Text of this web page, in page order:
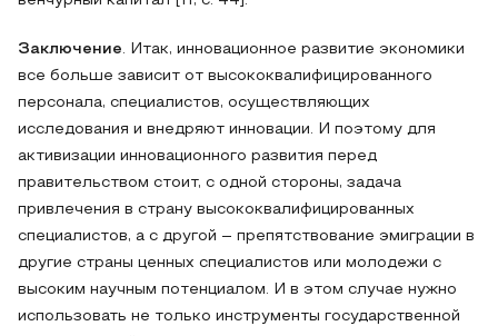
Заключение. Итак, инновационное развитие экономики
все больше зависит от высококвалифицированного
персонала, специалистов, осуществляющих
исследования и внедряют инновации. И поэтому для
активизации инновационного развития перед
правительством стоит, с одной стороны, задача
привлечения в страну высококвалифицированных
специалистов, а с другой – препятствование эмиграции в
другие страны ценных специалистов или молодежи с
высоким научным потенциалом. И в этом случае нужно
использовать не только инструменты государственной